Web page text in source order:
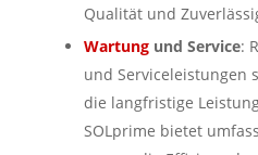
Qualität und
Wartungund Service:
und Serviceleistungen
die langfristige
SOLprime bietet